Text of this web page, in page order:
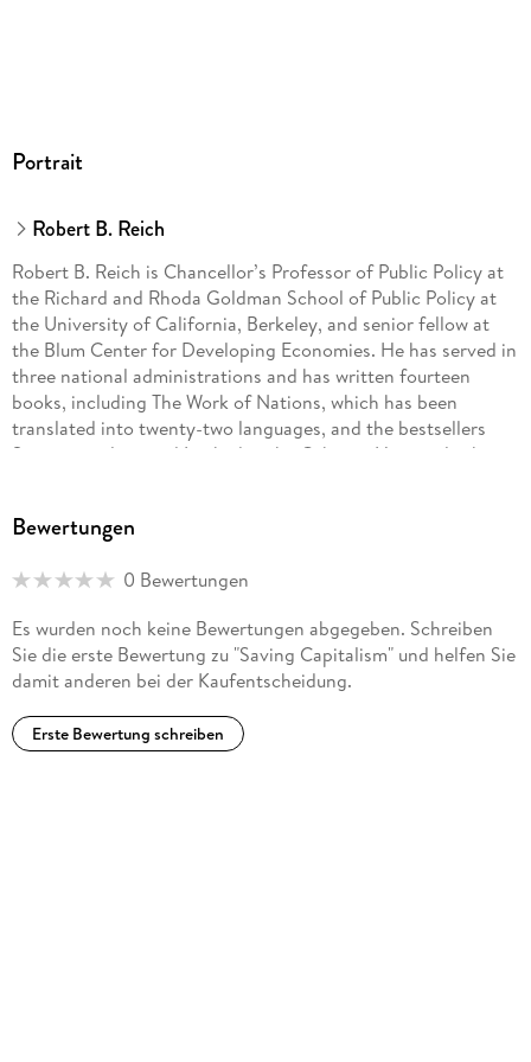
Portrait
Robert B. Reich
Robert B. Reich is Chancellor’s Professor of Public Policy at
the Richard and Rhoda Goldman School of Public Policy at
the University of California, Berkeley, and senior fellow at
the Blum Center for Developing Economies. He has served in
three national administrations and has written fourteen
books, including The Work of Nations, which has been
translated into twenty-two languages, and the bestsellers
Supercapitalism and Locked in the Cabinet. His articles have
is co-creator of the award-winning 2013 film Inequality for
Common Cause. He lives in Berkeley.
www.robertreich.org
Bewertungen
0 Bewertungen
Es wurden noch keine Bewertungen abgegeben. Schreiben
Sie die erste Bewertung zu "Saving Capitalism" und helfen Sie
damit anderen bei der Kaufentscheidung.
Erste Bewertung schreiben